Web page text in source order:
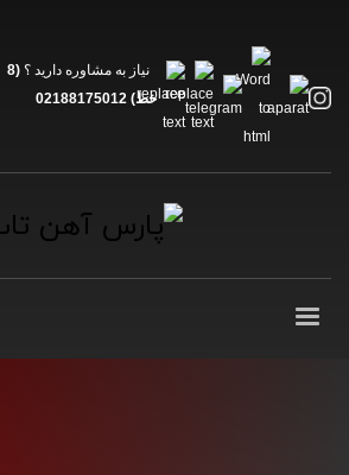
نیاز به مشاوره دارید ؟ (8
خط) 02188175012